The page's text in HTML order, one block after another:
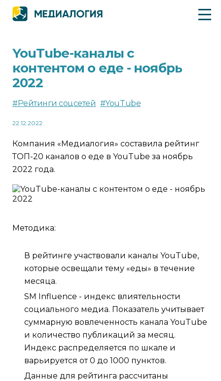
YouTube-каналы с
контентом о еде - ноябрь
2022
#Рейтинги соцсетей #YouTube
22.12.2022
Компания «Медиалогия» составила рейтинг
ТОП-20 каналов о еде в YouTube за ноябрь
2022 года.
Методика:
В рейтинге участвовали каналы YouTube,
которые освещали тему «еды» в течение
месяца.
SM Influence - индекс влиятельности
социального медиа. Показатель учитывает
суммарную вовлеченность канала YouTube
и количество публикаций за месяц.
Индекс распределяется по шкале и
варьируется от 0 до 1000 пунктов.
Данные для рейтинга рассчитаны